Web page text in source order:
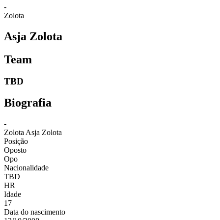
-
Zolota
Asja Zolota
Team
TBD
Biografia
-
Zolota Asja Zolota
Posição
Oposto
Opo
Nacionalidade
TBD
HR
Idade
17
Data do nascimento